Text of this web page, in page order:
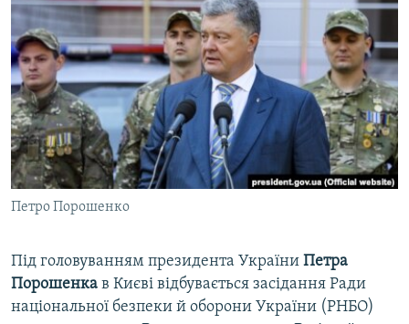
ВСЕ ЗА ДЕНЬ
СПЕЦПРОЕКТИ
ДЕПОРТАЦІЯ
ВІДЕОУРОКИ «ELIFBE»
СВІДЧЕННЯ ОКУПАЦІЇ
УКРАЇНСЬКА ПРОБЛЕМА КРИМУ
ІНФОГРАФІКА
ЯК ОБІЙТИ БЛОКУВАННЯ
Русский
Qırımtatar
ДОЛУЧАЙСЯ!
Усі сайти RFE/RL
Петро Порошенко
Під головуванням президента України Петра
Порошенка в Києві відбувається засідання Ради
національної безпеки й оборони України (РНБО)